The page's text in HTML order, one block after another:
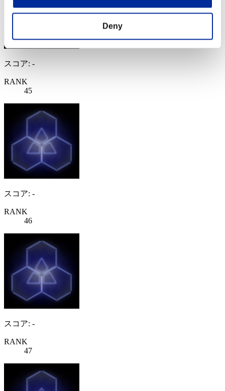
Deny
スコア: -
RANK
45
スコア: -
RANK
46
スコア: -
RANK
47